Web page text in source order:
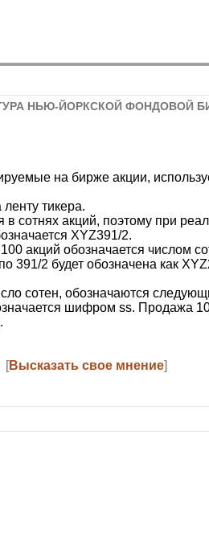
НЬЮ-ЙОРКСКОЙ ФОНДОВОЙ
на бирже акции,
тикера.
сотнях акций, поэтому при
XYZ391/2.
акций обозначается числом
2 будет обозначена как
сотен, обозначаются
шифром ss. Продажа
[Высказать свое мнение]